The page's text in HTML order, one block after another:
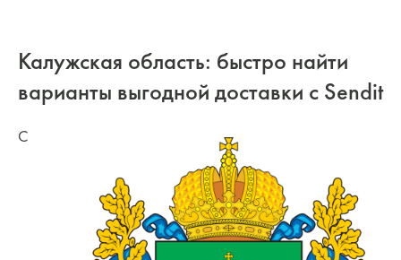
Калужская область: быстро найти
варианты выгодной доставки с Sendit
С